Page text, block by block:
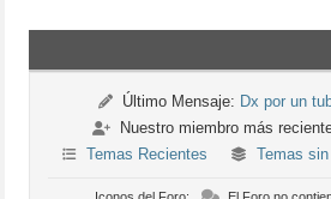
Último Mensaje: Dx por un
Nuestro miembro más
Temas Recientes
Temas